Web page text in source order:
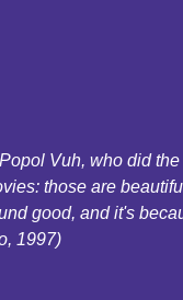
Vuh, who did
those are
good, and it's
1997)